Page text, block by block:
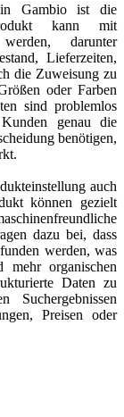
in Gambio ist die
kann mit
darunter
Lieferzeiten,
die Zuweisung zu
oder Farben
sind problemlos
genau die
benötigen,
auch
können gezielt
dazu bei, dass
werden, was
mehr organischen
Daten zu
Preisen oder